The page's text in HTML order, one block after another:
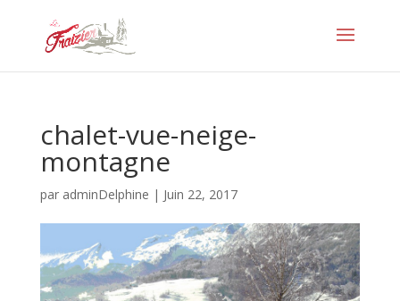
chalet-vue-neige-
montagne
par adminDelphine | Juin 22, 2017